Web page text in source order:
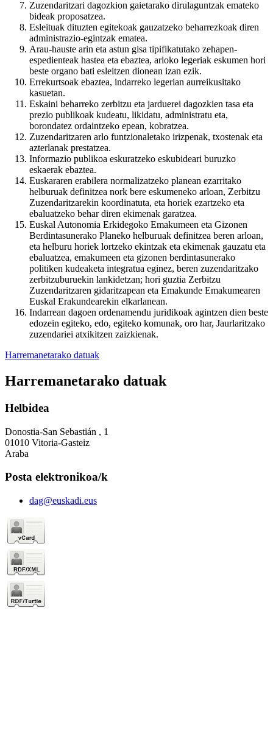
Zuzendaritzari dagozkion gaietarako dirulaguntzak emateko
bideak proposatzea.
Esleituak dituzten egitekoak gauzatzeko beharrezkoak diren
administrazio-egintzak ematea.
Arau-hauste arin eta astun gisa tipifikatutako zehapen-
espedienteak hastea eta ebaztea, arloko legeriak eskumen hori
beste organo bati esleitzen dionean izan ezik.
Errekurtsoak ebaztea, indarreko legerian aurreikusitako
kasuetan.
Eskaini beharreko zerbitzu eta jarduerei dagozkien tasa eta
prezio publikoak kudeatu, likidatu, administratu eta,
borondatez ordaintzeko epean, kobratzea.
Zuzendaritzaren arlo funtzionaletako irizpenak, txostenak eta
azterlanak prestatzea.
Informazio publikoa eskuratzeko eskubideari buruzko
eskaerak ebaztea.
Euskararen erabilera normalizatzeko planean ezarritako
helburuak definitzea nork bere eskumeneko arloan, Zerbitzu
Zuzendaritzarekin koordinatuta, eta horiek ezartzeko eta
ebaluatzeko behar diren ekimenak garatzea.
Euskal Autonomia Erkidegoko Emakumeen eta Gizonen
Berdintasunerako Planeko helburuak definitzea beren arloan,
eta helburu horiek lortzeko ekintzak eta ekimenak gauzatu eta
ebaluatzea, emakumeen eta gizonen berdintasunerako
politiken kudeaketa integratua eginez, beren zuzendaritzako
zerbitzuburuekin lankidetzan; hori guztia Zerbitzu
Zuzendaritzaren gidaritzapean eta Emakunde Emakumearen
Euskal Erakundearekin elkarlanean.
Indarrean dagoen ordenamendu juridikoak agintzen dien beste
edozein egiteko, edo, egiteko komunak, oro har, Jaurlaritzako
zuzendariei atxikitzen zaizkienak.
Harremanetarako datuak
Harremanetarako datuak
Helbidea
Donostia-San Sebastián , 1
01010 Vitoria-Gasteiz
Araba
Posta elektronikoa/k
dag@euskadi.eus